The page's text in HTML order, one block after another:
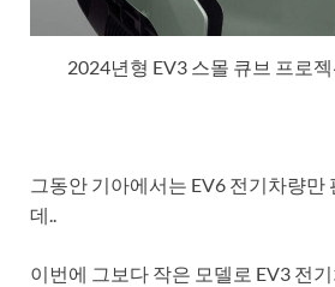
2024년형 EV3 스몰 큐브 프로
그동안 기아에서는 EV6 전기차량만
데..
이번에 그보다 작은 모델로 EV3 전